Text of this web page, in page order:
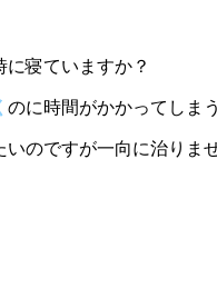
寝ていますか？
のに時間がかかってしま
いのですが一向に治りま